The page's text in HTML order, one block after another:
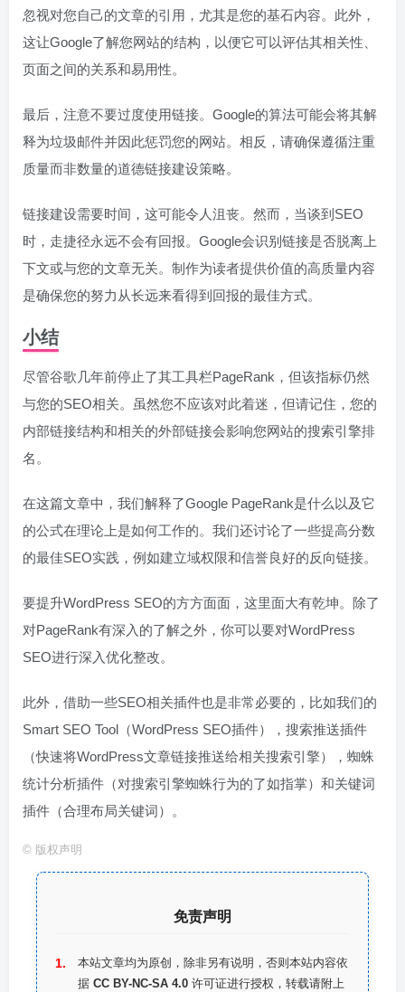
忽视对您自己的文章的引用，尤其是您的基石内容。此外，
这让Google了解您网站的结构，以便它可以评估其相关性、
页面之间的关系和易用性。
最后，注意不要过度使用链接。Google的算法可能会将其解
释为垃圾邮件并因此惩罚您的网站。相反，请确保遵循注重
质量而非数量的道德链接建设策略。
链接建设需要时间，这可能令人沮丧。然而，当谈到SEO
时，走捷径永远不会有回报。Google会识别链接是否脱离上
下文或与您的文章无关。制作为读者提供价值的高质量内容
是确保您的努力从长远来看得到回报的最佳方式。
小结
尽管谷歌几年前停止了其工具栏PageRank，但该指标仍然
与您的SEO相关。虽然您不应该对此着迷，但请记住，您的
内部链接结构和相关的外部链接会影响您网站的搜索引擎排
名。
在这篇文章中，我们解释了Google PageRank是什么以及它
的公式在理论上是如何工作的。我们还讨论了一些提高分数
的最佳SEO实践，例如建立域权限和信誉良好的反向链接。
要提升WordPress SEO的方方面面，这里面大有乾坤。除了
对PageRank有深入的了解之外，你可以要对WordPress
SEO进行深入优化整改。
此外，借助一些SEO相关插件也是非常必要的，比如我们的
Smart SEO Tool（WordPress SEO插件），搜索推送插件
（快速将WordPress文章链接推送给相关搜索引擎），蜘蛛
统计分析插件（对搜索引擎蜘蛛行为的了如指掌）和关键词
插件（合理布局关键词）。
© 版权声明
免责声明
本站文章均为原创，除非另有说明，否则本站内容依
据 CC BY-NC-SA 4.0 许可证进行授权，转载请附上